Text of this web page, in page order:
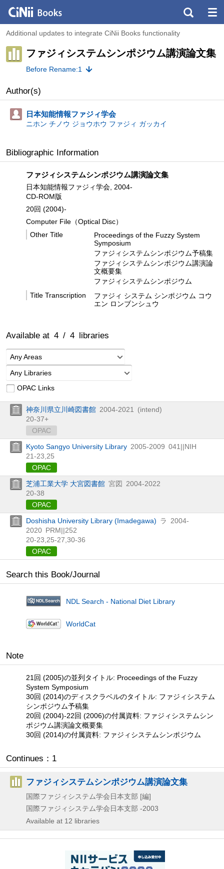
Additional updates to integrate CiNii Books functionality
ファジィシステムシンポジウム講演論文集
Before Rename:1
Author(s)
日本知能情報ファジィ学会
ニホン チノウ ジョウホウ ファジィ ガッカイ
Bibliographic Information
ファジィシステムシンポジウム講演論文集
日本知能情報ファジィ学会, 2004-
CD-ROM版
20回 (2004)-
Computer File（Optical Disc）
Other Title
Proceedings of the Fuzzy System
Symposium
ファジィシステムシンポジウム予稿集
ファジィシステムシンポジウム講演論
文概要集
ファジィシステムシンポジウム
Title Transcription
ファジィ システム シンポジウム コウ
エン ロンブンシュウ
Available at 4 / 4 libraries
Any Areas
Any Libraries
OPAC Links
神奈川県立川崎図書館 2004-2021
(intend)
20-37+
OPAC
Kyoto Sangyo University Library 2005-2009 041||NIH
21-23, 25
OPAC
芝浦工業大学 大宮図書館 宮図 2004-2022
20-38
OPAC
Doshisha University Library (Imadegawa) ラ
2004-
2020 PRM||252
20-23, 25-27, 30-36
OPAC
Search this Book/Journal
NDL Search - National Diet Library
WorldCat
Note
21回 (2005)の並列タイトル: Proceedings of the Fuzzy
System Symposium
30回 (2014)のディスクラベルのタイトル: ファジィシステム
シンポジウム予稿集
20回 (2004)-22回 (2006)の付属資料: ファジィシステムシン
ポジウム講演論文概要集
30回 (2014)の付属資料: ファジィシステムシンポジウム
Continues：1
ファジィシステムシンポジウム講演論文集
国際ファジィシステム学会日本支部 [編]
国際ファジィシステム学会日本支部 -2003
Available at 12 libraries